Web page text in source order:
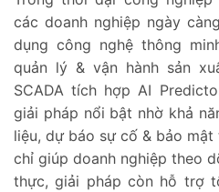
các doanh nghiệp ngày
dụng công nghệ thông
quản lý & vận hành sản
SCADA tích hợp AI
giải pháp nổi bật nhờ khả
liệu, dự báo sự cố & bảo
chỉ giúp doanh nghiệp theo
thực, giải pháp còn hỗ trợ